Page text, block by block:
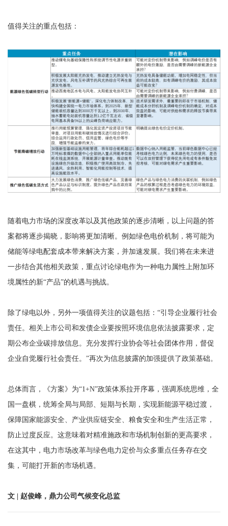
值得关注的重点包括：
随着电力市场的深度改革以及其他政策的逐步清晰，以上问题的答
案都将逐步揭晓，影响将更加清晰。例如绿色电价机制，将可能为
储能等绿电配套成本带来解决方案，并加速发展。我们将在未来进
一步结合其他相关政策，重点讨论绿电作为一种电力属性上附加环
境属性的新“产品”的机遇与挑战。
除了绿电以外，另外一项值得关注的议题包括：“引导企业履行社会
责任。相关上市公司和发债企业要按照环境信息依法披露要求，定
期公布企业碳排放信息。充分发挥行业协会等社会团体作用，督促
企业自觉履行社会责任。”再次为信息披露的加强提供了政策基础。
总体而言，《方案》为“1+N”政策体系拉开序幕，强调系统思维，全
国一盘棋，统筹全局与局部、短期与长期，实现新能源平稳过渡，
保障国家能源安全、产业供应链安全、粮食安全和生产生活正常，
防止过度反应。这意味着对精准施政和市场机制创新的更高要求，
在这其中，电力市场改革与绿色电力定价与众多重点任务存在交
集，可能打开新的市场机遇。
文 | 赵俊峰，鼎力公司气候变化总监